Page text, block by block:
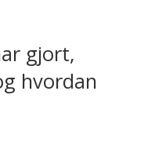
gjort,
hvordan